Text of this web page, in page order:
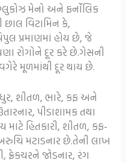
મેનો અને ફર્નોલિક
વિટામિન કે,
પ્રમાણમાં હોય છે, જે
રોગોને દૂર કરે છે.ગેસની
મૂળમાંથી દૂર થાય છે.
શીતળ, ભારે, કફ અને
પીડાશામક તથા
માટે હિતકારી, શીતળ, કફ-
મટાડનાર છે.તેની લાખ
ફ્રેકચરને જોડનાર, રંગ